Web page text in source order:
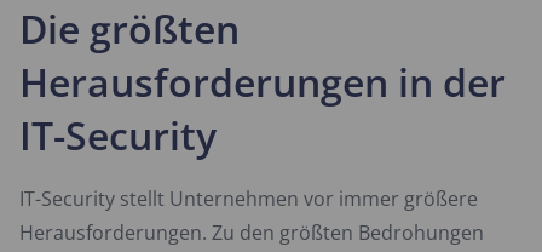
Die größten
Herausforderungen in der
IT-Security
IT-Security stellt Unternehmen vor immer größere
Herausforderungen. Zu den größten Bedrohungen